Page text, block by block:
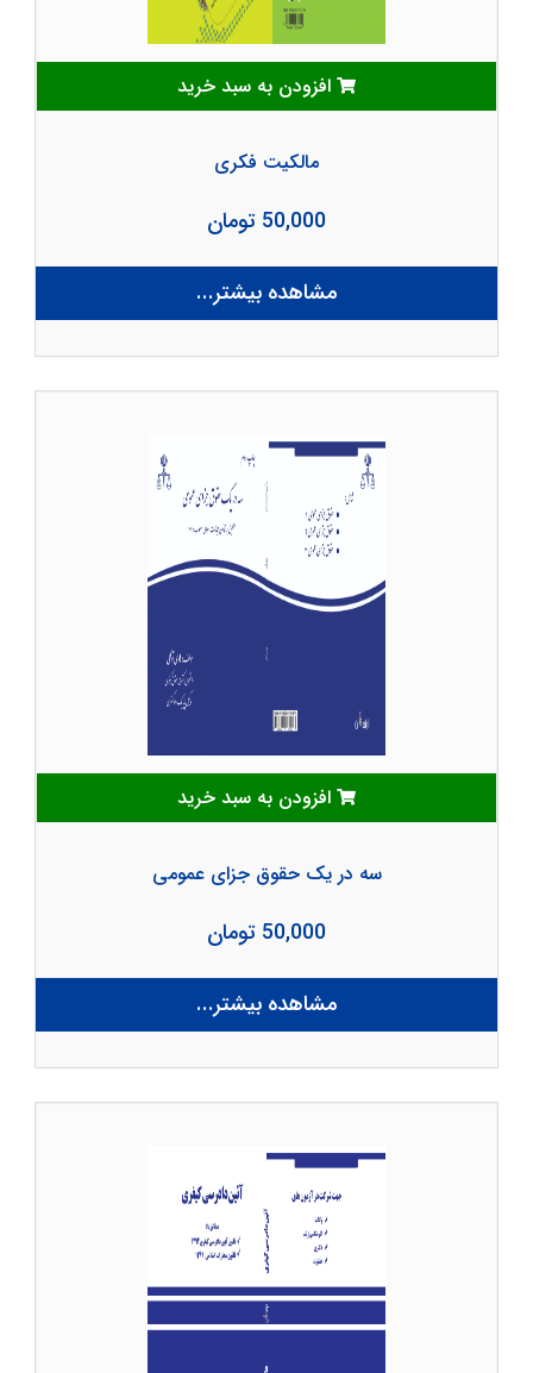
افزودن به سبد خرید
مالکیت فکری
50,000 تومان
مشاهده بیشتر...
افزودن به سبد خرید
سه در یک حقوق جزای عمومی
50,000 تومان
مشاهده بیشتر...